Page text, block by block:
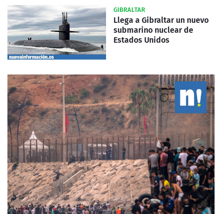
GIBRALTAR
Llega a Gibraltar un nuevo
submarino nuclear de
Estados Unidos